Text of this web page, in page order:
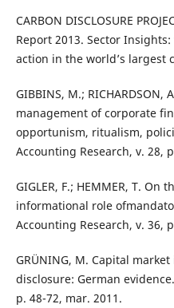
CARBON DISCLOSURE
Report 2013. Sector
action in the world’s largest
GIBBINS, M.; RICHARDSON,
management of corporate
opportunism, ritualism,
Accounting Research, v. 28,
GIGLER, F.; HEMMER, T.
informational role
Accounting Research, v. 36,
GRÜNING, M. Capital
disclosure: German
p. 48-72, mar. 2011.